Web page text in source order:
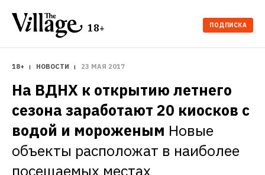
18+ ПОДПИСКА
18+ НОВОСТИ 23 МАЯ 2017
На ВДНХ к открытию летнего
сезона заработают 20 киосков с
водой и мороженым Новые
объекты расположат в наиболее
посещаемых местах